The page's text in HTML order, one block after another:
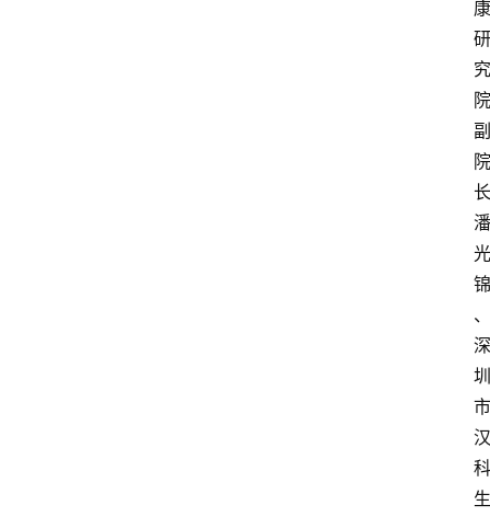
康
研
究
院
副
院
长
潘
光
锦
、
深
圳
市
汉
科
生